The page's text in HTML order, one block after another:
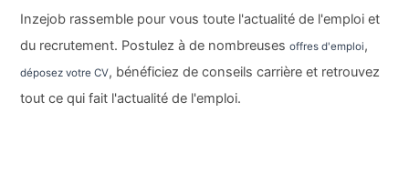
Inzejob rassemble pour vous toute l'actualité de l'emploi et
du recrutement. Postulez à de nombreusesoffres d'emploi,
déposez votre CV, bénéficiez de conseils carrière et retrouvez
tout ce qui fait l'actualité de l'emploi.